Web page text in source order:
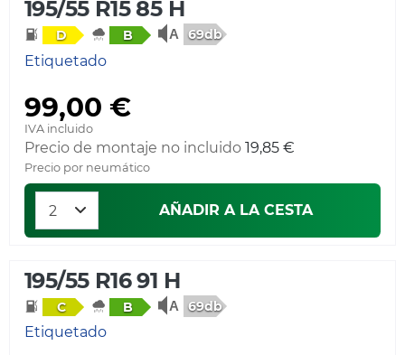
195/55 R15 85 H
D B 69db
Etiquetado
99,00 €
IVA incluido
Precio de montaje no incluido 19,85 €
Precio por neumático
AÑADIR A LA CESTA
195/55 R16 91 H
C B 69db
Etiquetado